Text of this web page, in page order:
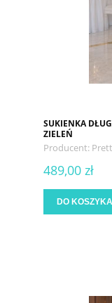
SUKIENKA
ZIELEŃ
Producent:
489,00 zł
DO KOSZYKA